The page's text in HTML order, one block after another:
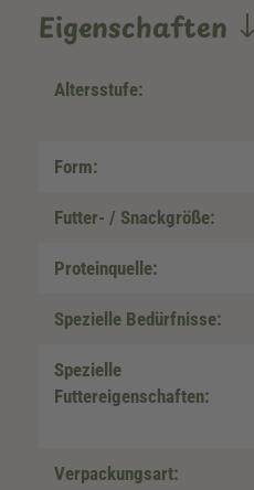
Eigenschaften
Altersstufe:
Form:
Futter- / Snackgröße:
Proteinquelle:
Spezielle Bedürfnisse:
Spezielle
Futtereigenschaften:
Verpackungsart: